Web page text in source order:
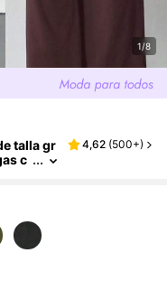
1/8
talla gr
c
p
4,62 (500+)